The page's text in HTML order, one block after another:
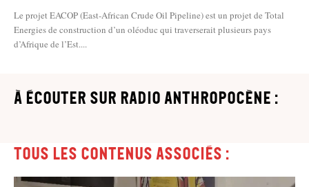
Le projet EACOP (East-African Crude Oil Pipeline) est un projet de Total
Energies de construction d’un oléoduc qui traverserait plusieurs pays
d’Afrique de l’Est....
à écouter sur Radio Anthropocène :
Tous les contenus associés :